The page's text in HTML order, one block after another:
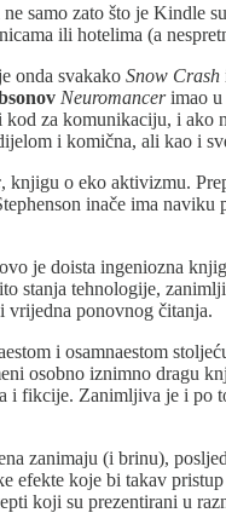
samo zato što je Kindle
ili hotelima (a
onda svakako Snow Crash
Neuromancerimao u
za komunikaciju, i ako
i komična, ali kao i
, knjigu o eko aktivizmu.
inače ima
je doista ingeniozna
stanja tehnologije,
vrijedna ponovnog čitanja.
i osamnaestom
osobno iznimno dragu
fikcije. Zanimljiva je i po
zanimaju (i brinu),
efekte koje bi takav
koji su prezentirani u